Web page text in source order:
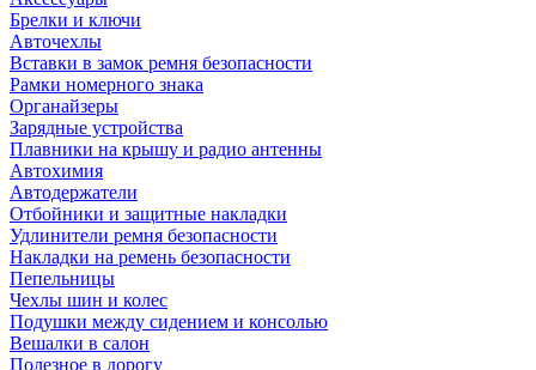
Брелки и ключи
Авточехлы
Вставки в замок ремня безопасности
Рамки номерного знака
Органайзеры
Зарядные устройства
Плавники на крышу и радио антенны
Автохимия
Автодержатели
Отбойники и защитные накладки
Удлинители ремня безопасности
Накладки на ремень безопасности
Пепельницы
Чехлы шин и колес
Подушки между сидением и консолью
Вешалки в салон
Полезное в дорогу